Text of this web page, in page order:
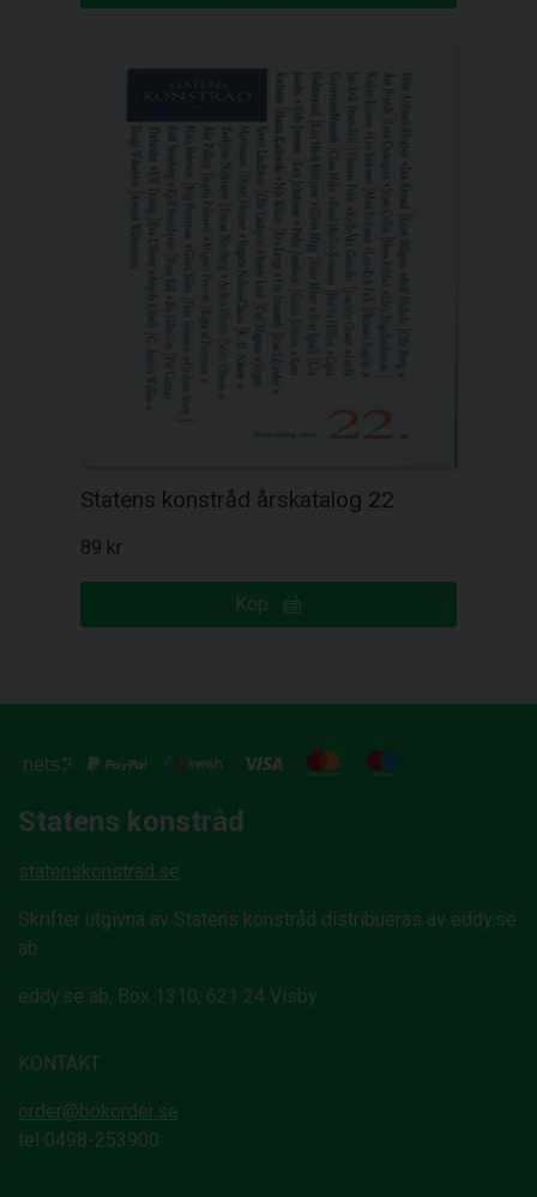
Statens konstråd årskatalog 22
89 kr
Köp
Statens konstråd
statenskonstrad.se
Skrifter utgivna av Statens konstråd distribueras av eddy.se
ab
eddy.se ab, Box 1310, 621 24 Visby
KONTAKT
order@bokorder.se
tel 0498-253900